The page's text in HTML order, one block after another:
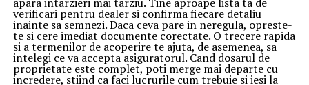
verificari pentru dealer si confirma fiecare detaliu
inainte sa semnezi. Daca ceva pare in neregula, opreste-
te si cere imediat documente corectate. O trecere rapida
si a termenilor de acoperire te ajuta, de asemenea, sa
intelegi ce va accepta asiguratorul. Cand dosarul de
proprietate este complet, poti merge mai departe cu
incredere, stiind ca faci lucrurile cum trebuie si iesi la